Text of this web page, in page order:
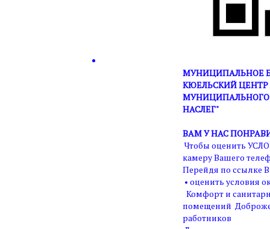
МУНИЦИПАЛЬНОЕ
КЮЕЛЬСКИЙ ЦЕНТР
МУНИЦИПАЛЬНОГО
НАСЛЕГ"
ВАМ У НАС
Чтобы оценить
камеру Вашего
Перейдя по ссылке
• оценить условия
Комфорт и
помещений
работников